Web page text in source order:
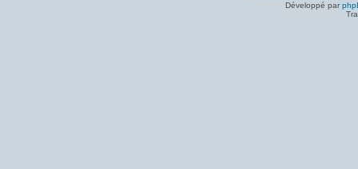
Développé par